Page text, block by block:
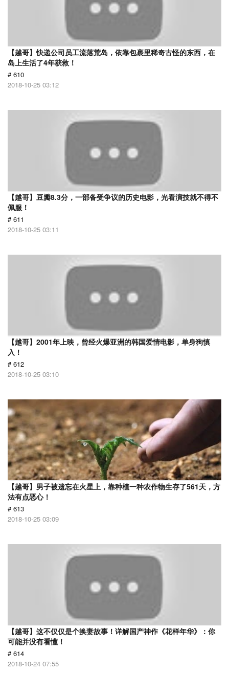
【越哥】快递公司员工流落荒岛，依靠包裹里稀奇古怪的东西，在
岛上生活了4年获救！
# 610
2018-10-25 03:12
【越哥】豆瓣8.3分，一部备受争议的历史电影，光看演技就不得不
佩服！
# 611
2018-10-25 03:11
【越哥】2001年上映，曾经火爆亚洲的韩国爱情电影，单身狗慎
入！
# 612
2018-10-25 03:10
【越哥】男子被遗忘在火星上，靠种植一种农作物生存了561天，方
法有点恶心！
# 613
2018-10-25 03:09
【越哥】这不仅仅是个换妻故事！详解国产神作《花样年华》：你
可能并没有看懂！
# 614
2018-10-24 07:55